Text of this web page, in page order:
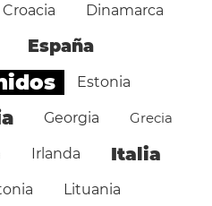
Croacia Dinamarca
España
Estonia
Georgia Grecia
Irlanda Italia
Lituania